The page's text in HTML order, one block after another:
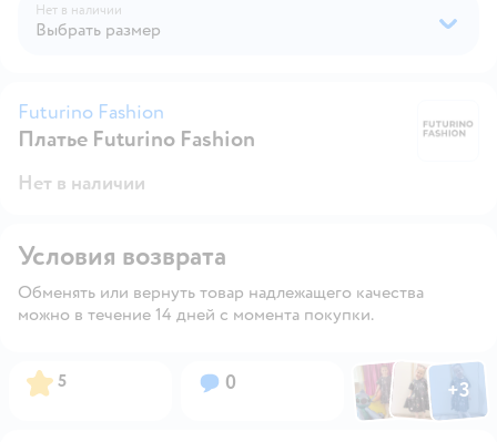
Нет в наличии
Выбрать размер
Futurino Fashion
Платье Futurino Fashion
Нет в наличии
Условия возврата
Обменять или вернуть товар надлежащего качества
можно в течение 14 дней с момента покупки.
Рейтинг:
5 Вопросов:
0 ФотоФотоФото
+3
Открыть